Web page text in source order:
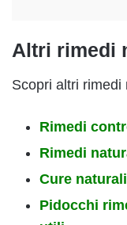
Altri rimedi
Scopri altri rimedi
Rimedi
Rimedi
Cure
Pidocchi